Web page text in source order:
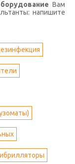
Вам
напишите